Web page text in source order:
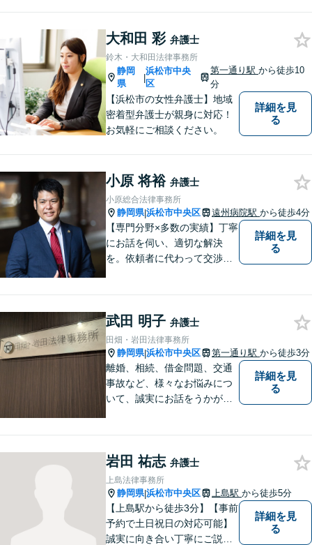
大和田 彩 弁護士
鈴木・大和田法律事務所
静岡
県
|
浜松市中央
区
第一通り駅 から徒歩10
分
【浜松市の女性弁護士】地域
密着型弁護士が親身に対応！
お気軽にご相談ください。
詳細を見
る
小原 将裕 弁護士
小原総合法律事務所
静岡県|浜松市中央区 遠州病院駅 から徒歩4分
【専門分野×多数の実績】丁寧
にお話を伺い、適切な解決
を。依頼者に代わって交渉・
法律事務所】
詳細を見
る
武田 明子 弁護士
田畑・岩田法律事務所
静岡県|浜松市中央区 第一通り駅 から徒歩3分
離婚、相続、借金問題、交通
事故など、様々なお悩みにつ
いて、誠実にお話をうかが
詳細を見
る
岩田 祐志 弁護士
上島法律事務所
静岡県|浜松市中央区 上島駅 から徒歩5分
【上島駅から徒歩3分】【事前
予約で土日祝日の対応可能】
誠実に向き合い丁寧にご説明
詳細を見
る